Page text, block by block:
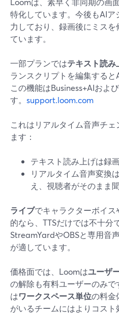
特化しています。今後もAI
力しており、録画後にミス
ています。
一部プランではテキスト読み
ランスクリプトを編集すると
この機能はBusiness+AIおよ
す。 support.loom.com
これはリアルタイム音声チ
ます：
テキスト読み上げは録
リアルタイム音声変換
え、視聴者がそのまま聞
ライブでキャラクターボイス
的なら、TTSだけでは不十分
StreamYardやOBSと専用音
が適しています。
価格面では、Loomはユーザ
の解除も有料ユーザーのみで
はワークスペース単位の料金
がいるチームにはよりコス